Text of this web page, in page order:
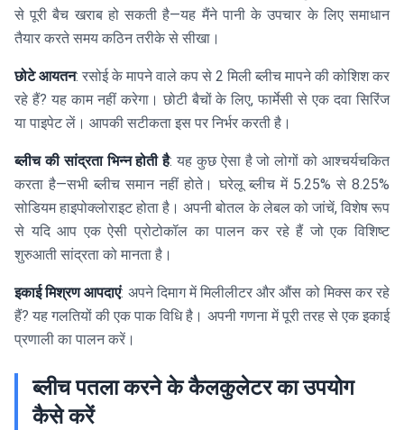
\times 9
= 900
मिली}
\text{
\text{
मिली} =
मिली}
से पूरी बैच खराब हो सकती है—यह मैंने पानी के उपचार के लिए समाधान
तैयार करते समय कठिन तरीके से सीखा।
छोटे आयतन: रसोई के मापने वाले कप से 2 मिली ब्लीच मापने की कोशिश कर
रहे हैं? यह काम नहीं करेगा। छोटी बैचों के लिए, फार्मेसी से एक दवा सिरिंज
या पाइपेट लें। आपकी सटीकता इस पर निर्भर करती है।
ब्लीच की सांद्रता भिन्न होती है: यह कुछ ऐसा है जो लोगों को आश्चर्यचकित
करता है—सभी ब्लीच समान नहीं होते। घरेलू ब्लीच में 5.25% से 8.25%
सोडियम हाइपोक्लोराइट होता है। अपनी बोतल के लेबल को जांचें, विशेष रूप
से यदि आप एक ऐसी प्रोटोकॉल का पालन कर रहे हैं जो एक विशिष्ट
शुरुआती सांद्रता को मानता है।
इकाई मिश्रण आपदाएं: अपने दिमाग में मिलीलीटर और औंस को मिक्स कर रहे
हैं? यह गलतियों की एक पाक विधि है। अपनी गणना में पूरी तरह से एक इकाई
प्रणाली का पालन करें।
ब्लीच पतला करने के कैलकुलेटर का उपयोग
कैसे करें